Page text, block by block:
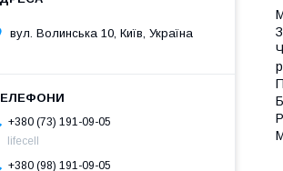
вул. Волинська 10, Київ, Україна
+380 (73) 191-09-05
lifecell
+380 (98) 191-09-05